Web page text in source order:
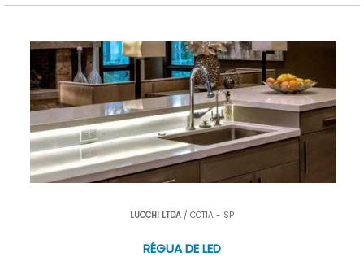
LUCCHI LTDA / COTIA - SP
RÉGUA DE LED